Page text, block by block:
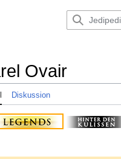
Ovair
Diskussion